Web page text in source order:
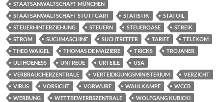
STAATSANWALTSCHAFT MÜNCHEN
STAATSANWALTSCHAFT STUTTGART
STATISTIK
STATOIL
STEUERHINTERZIEHUNG
STEUERN STEUEROASE
STREIK
STROM
SUCHMASCHINE SUCHTREFFER TARIFE
TELEKOM
THEO WAIGEL
THOMAS DE MAIZIERE TRICKS
TROJANER
ULI HOENESS
UNTREUE URTEILE
USA
VERBRAUCHERZENTRALE
VERTEIDIGUNGSMINISTERIUM
VERZICHT
VIRUS
VORSICHT VORWURF WAHLKAMPF
WCCB
WERBUNG
WETTBEWERBSZENTRALE
WOLFGANG KUBICKI